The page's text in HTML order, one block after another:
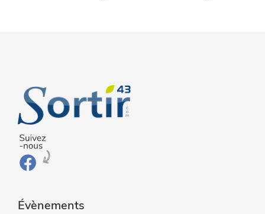
Évènements